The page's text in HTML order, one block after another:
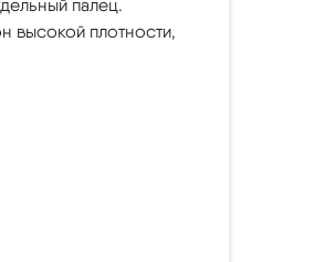
палец.
высокой плотности,